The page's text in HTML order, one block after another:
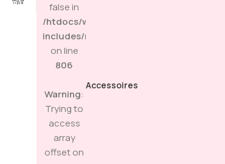
false in
/htdocs/wp-
includes/media.php
on line
806
Warning:
Trying to
access
array
offset on
Accessoires